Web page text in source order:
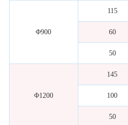
Φ900
115
60
50
Φ1200
145
100
50